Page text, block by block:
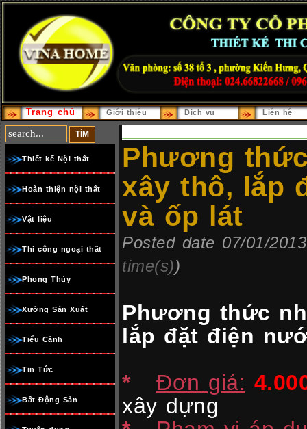
Trang chủ Giới thiệu Dịch vụ Liên hệ
Thiết kế Nội thất
Hoàn thiện nội thất
Vật liệu
Thi công ngoại thất
Phong Thủy
Xưởng Sản Xuất
Tiểu Cảnh
Tin Tức
Bất Động Sản
Phương
xây thô, lắp
và ốp lát
Posted date 07/01/
time(s))
Phương thức
lắp đặt điện
*
Đơn giá:
xây dựng